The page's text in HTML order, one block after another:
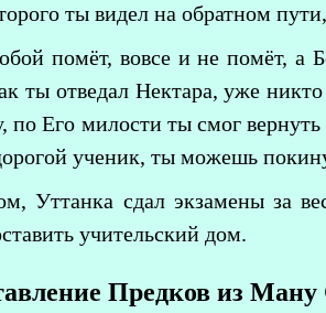
ты видел на обратном
помёт, вовсе и не помёт, а
ты отведал Нектара, уже
по Его милости ты смог
ученик, ты можешь
Уттанка сдал экзамены за
учительский дом.
Предков из